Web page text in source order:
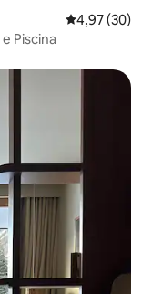
4,97 de uma
4,97 (30)
Chalé ***** Vista extraordinária Sauna e Piscina